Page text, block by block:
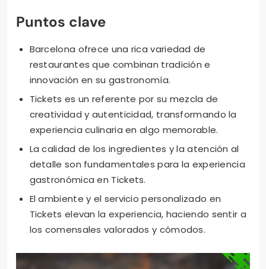
Puntos clave
Barcelona ofrece una rica variedad de
restaurantes que combinan tradición e
innovación en su gastronomía.
Tickets es un referente por su mezcla de
creatividad y autenticidad, transformando la
experiencia culinaria en algo memorable.
La calidad de los ingredientes y la atención al
detalle son fundamentales para la experiencia
gastronómica en Tickets.
El ambiente y el servicio personalizado en
Tickets elevan la experiencia, haciendo sentir a
los comensales valorados y cómodos.